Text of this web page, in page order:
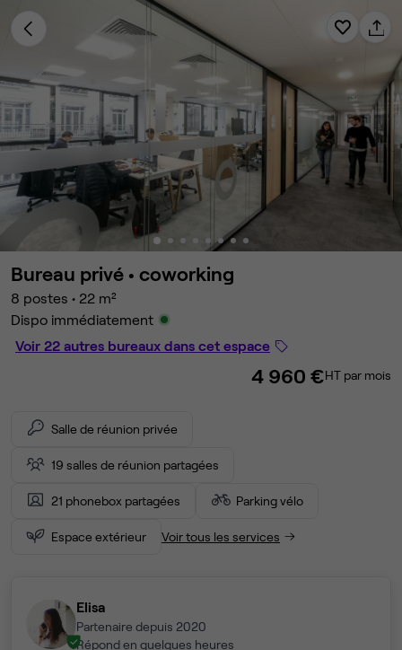
Bureau privé • coworking
8 postes • 22 m²
Dispo immédiatement
Voir 22 autres bureaux dans cet espace
4 960 €HT par mois
Salle de réunion privée
19 salles de réunion partagées
21 phonebox partagées Parking vélo
Espace extérieur Voir tous les services
Elisa
Partenaire depuis 2020
Répond en quelques heures